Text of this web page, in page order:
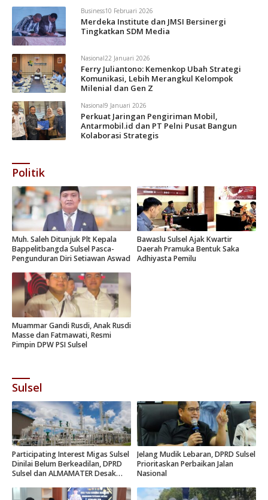
Business10 Februari 2026
Merdeka Institute dan JMSI Bersinergi
Tingkatkan SDM Media
Nasional22 Januari 2026
Ferry Juliantono: Kemenkop Ubah Strategi
Komunikasi, Lebih Merangkul Kelompok
Milenial dan Gen Z
Nasional9 Januari 2026
Perkuat Jaringan Pengiriman Mobil,
Antarmobil.id dan PT Pelni Pusat Bangun
Kolaborasi Strategis
Politik
Muh. Saleh Ditunjuk Plt Kepala
Bappelitbangda Sulsel Pasca-
Pengunduran Diri Setiawan Aswad
Bawaslu Sulsel Ajak Kwartir
Daerah Pramuka Bentuk Saka
Adhiyasta Pemilu
Muammar Gandi Rusdi, Anak Rusdi
Masse dan Fatmawati, Resmi
Pimpin DPW PSI Sulsel
Sulsel
Participating Interest Migas Sulsel
Dinilai Belum Berkeadilan, DPRD
Sulsel dan ALMAMATER Desak
Jelang Mudik Lebaran, DPRD Sulsel
Prioritaskan Perbaikan Jalan
Nasional